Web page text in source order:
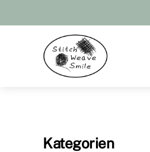
to
Menu
Kategorien